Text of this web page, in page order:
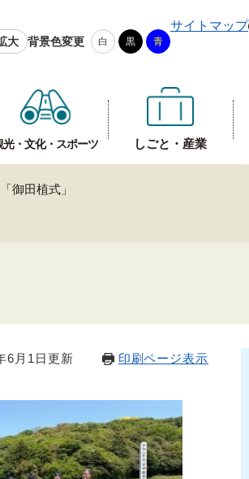
大 背景色変更 白 黒 青
サイトマップ
光・文化・スポーツ しごと・産業
御田植式」
6月1日更新 印刷ページ表示